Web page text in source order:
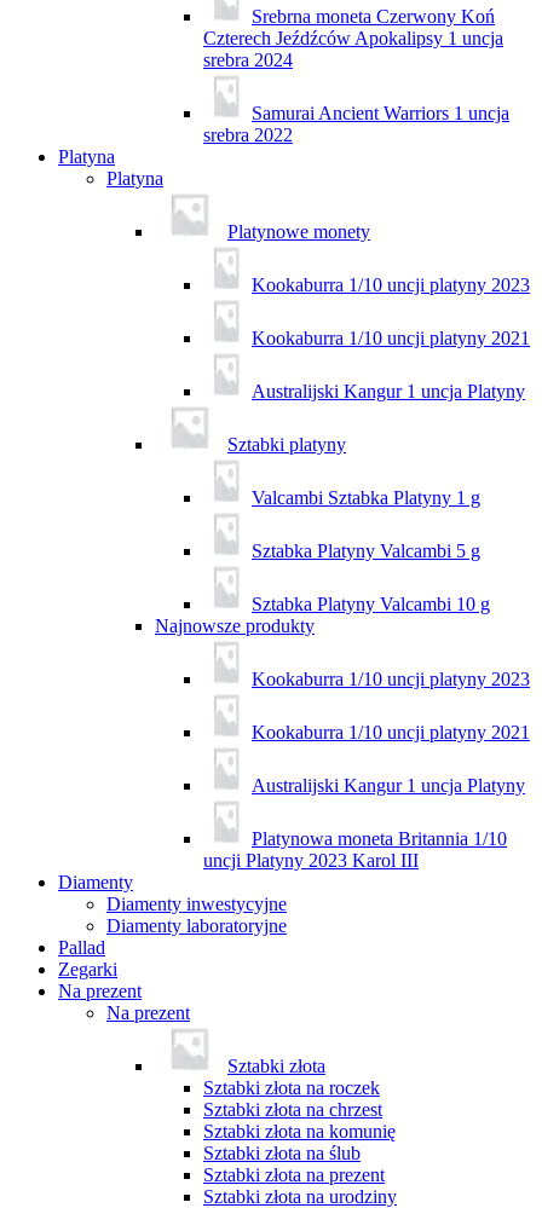
Srebrna moneta Czerwony Koń
Czterech Jeźdźców Apokalipsy 1 uncja
srebra 2024
Samurai Ancient Warriors 1 uncja
srebra 2022
Platyna
Platyna
Platynowe monety
Kookaburra 1/10 uncji platyny 2023
Kookaburra 1/10 uncji platyny 2021
Australijski Kangur 1 uncja Platyny
Sztabki platyny
Valcambi Sztabka Platyny 1 g
Sztabka Platyny Valcambi 5 g
Sztabka Platyny Valcambi 10 g
Najnowsze produkty
Kookaburra 1/10 uncji platyny 2023
Kookaburra 1/10 uncji platyny 2021
Australijski Kangur 1 uncja Platyny
Platynowa moneta Britannia 1/10
uncji Platyny 2023 Karol III
Diamenty
Diamenty inwestycyjne
Diamenty laboratoryjne
Pallad
Zegarki
Na prezent
Na prezent
Sztabki złota
Sztabki złota na roczek
Sztabki złota na chrzest
Sztabki złota na komunię
Sztabki złota na ślub
Sztabki złota na prezent
Sztabki złota na urodziny